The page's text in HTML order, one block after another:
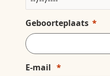
Geboorteplaats
E-mail